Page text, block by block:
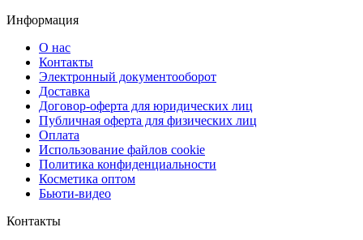
Информация
О нас
Контакты
Электронный документооборот
Доставка
Договор-оферта для юридических лиц
Публичная оферта для физических лиц
Оплата
Использование файлов cookie
Политика конфиденциальности
Косметика оптом
Бьюти-видео
Контакты